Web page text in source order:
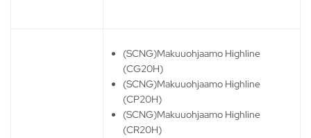
(SCNG)Makuuohjaamo Highline
(CG20H)
(SCNG)Makuuohjaamo Highline
(CP20H)
(SCNG)Makuuohjaamo Highline
(CR20H)